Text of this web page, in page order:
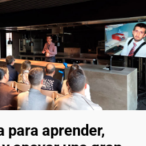
para aprender,